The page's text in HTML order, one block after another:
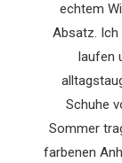
echtem
Absatz. Ich
laufen
Schuhe
Sommer
farbenen